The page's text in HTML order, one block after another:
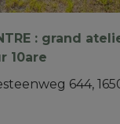
: grand
10are
644,